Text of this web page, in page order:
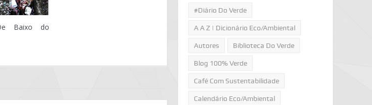
Baixo do
#Diário Do Verde
A A Z | Dicionário Eco/Ambiental
Autores Biblioteca Do Verde
Blog 100% Verde
Café Com Sustentabilidade
Calendário Eco/Ambiental